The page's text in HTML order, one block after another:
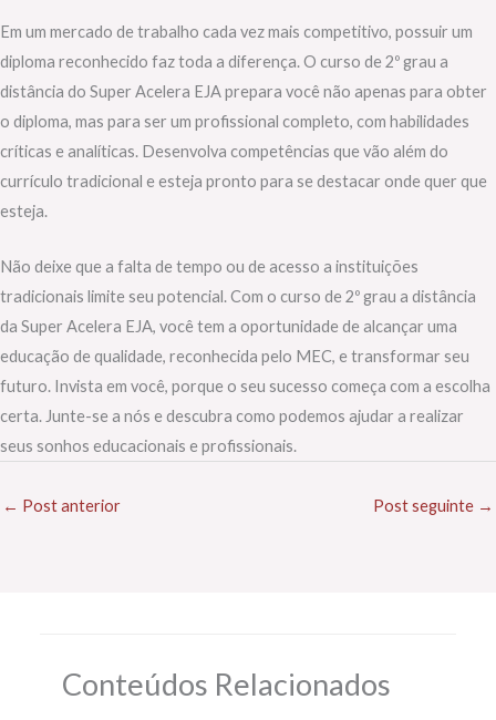
Em um mercado de trabalho cada vez mais competitivo, possuir um
diploma reconhecido faz toda a diferença. O curso de 2º grau a
distância do Super Acelera EJA prepara você não apenas para obter
o diploma, mas para ser um profissional completo, com habilidades
críticas e analíticas. Desenvolva competências que vão além do
currículo tradicional e esteja pronto para se destacar onde quer que
esteja.
Não deixe que a falta de tempo ou de acesso a instituições
tradicionais limite seu potencial. Com o curso de 2º grau a distância
da Super Acelera EJA, você tem a oportunidade de alcançar uma
educação de qualidade, reconhecida pelo MEC, e transformar seu
futuro. Invista em você, porque o seu sucesso começa com a escolha
certa. Junte-se a nós e descubra como podemos ajudar a realizar
seus sonhos educacionais e profissionais.
← Post anterior Post seguinte →
Conteúdos Relacionados